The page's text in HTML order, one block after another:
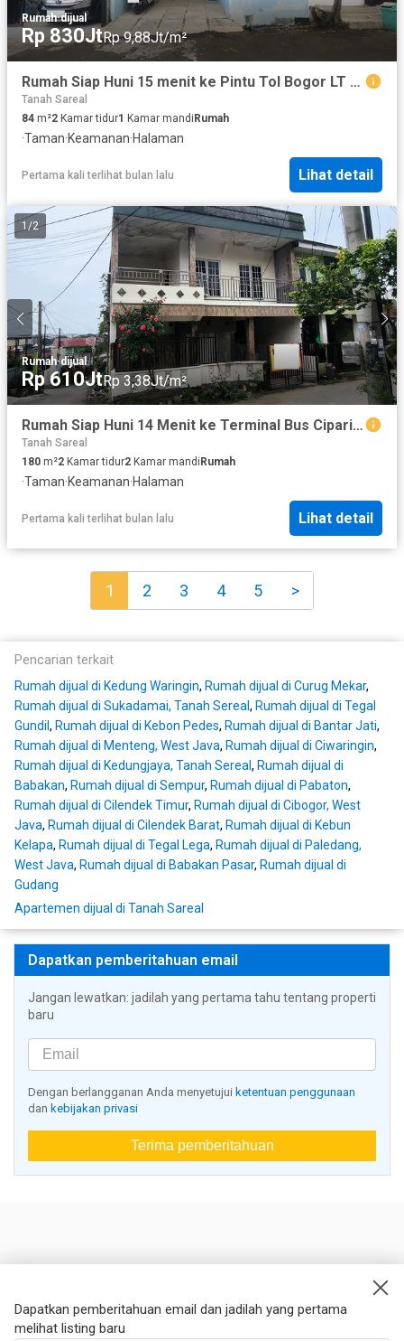
Rumah·dijual
Rp 830JtRp 9,88Jt/m²
Rumah Siap Huni 15 menit ke Pintu Tol Bogor LT 84 Dibantu KPR J-39289
Tanah Sareal
84 m²2 Kamar tidur1 Kamar mandi Rumah
·Taman·Keamanan·Halaman
Pertama kali terlihat bulan lalu Lihat detail
1 /2
Rumah·dijual
Rp 610JtRp 3,38Jt/m²
Rumah Siap Huni 14 Menit ke Terminal Bus Ciparigi Bebas Banjir J-38057
Tanah Sareal
180 m²2 Kamar tidur2 Kamar mandiRumah
·Taman·Keamanan·Halaman
Pertama kali terlihat bulan lalu Lihat detail
1 2 3 4 5 >
Pencarian terkait
Rumah dijual di Kedung Waringin, Rumah dijual di Curug Mekar,
Rumah dijual di Sukadamai, Tanah Sereal, Rumah dijual di Tegal
Gundil , Rumah dijual di Kebon Pedes, Rumah dijual di Bantar Jati,
Rumah dijual di Menteng, West Java, Rumah dijual di Ciwaringin,
Rumah dijual di Kedungjaya, Tanah Sereal, Rumah dijual di
Babakan, Rumah dijual di Sempur, Rumah dijual di Pabaton,
Rumah dijual di Cilendek Timur, Rumah dijual di Cibogor, West
Java, Rumah dijual di Cilendek Barat, Rumah dijual di Kebun
Kelapa, Rumah dijual di Tegal Lega, Rumah dijual di Paledang,
West Java, Rumah dijual di Babakan Pasar, Rumah dijual di
Gudang
Apartemen dijual di Tanah Sareal
Dapatkan pemberitahuan email
Jangan lewatkan: jadilah yang pertama tahu tentang properti
baru
Dengan berlangganan Anda menyetujui ketentuan penggunaan
dan kebijakan privasi
Terima pemberitahuan
Dapatkan pemberitahuan email dan jadilah yang pertama
melihat listing baru
Kontak kami
Hukum